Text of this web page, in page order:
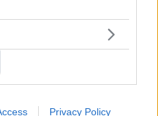
Privacy Policy